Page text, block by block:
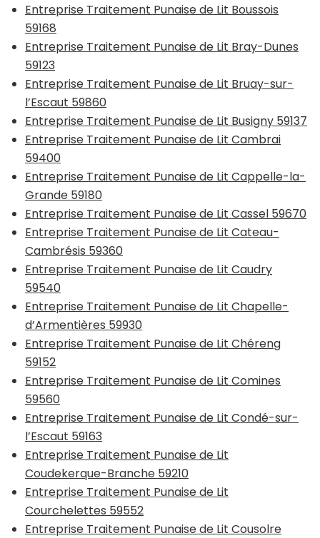
Entreprise Traitement Punaise de Lit Boussois
59168
Entreprise Traitement Punaise de Lit Bray-Dunes
59123
Entreprise Traitement Punaise de Lit Bruay-sur-
l’Escaut 59860
Entreprise Traitement Punaise de Lit Busigny 59137
Entreprise Traitement Punaise de Lit Cambrai
59400
Entreprise Traitement Punaise de Lit Cappelle-la-
Grande 59180
Entreprise Traitement Punaise de Lit Cassel 59670
Entreprise Traitement Punaise de Lit Cateau-
Cambrésis 59360
Entreprise Traitement Punaise de Lit Caudry
59540
Entreprise Traitement Punaise de Lit Chapelle-
d’Armentières 59930
Entreprise Traitement Punaise de Lit Chéreng
59152
Entreprise Traitement Punaise de Lit Comines
59560
Entreprise Traitement Punaise de Lit Condé-sur-
l’Escaut 59163
Entreprise Traitement Punaise de Lit
Coudekerque-Branche 59210
Entreprise Traitement Punaise de Lit
Courchelettes 59552
Entreprise Traitement Punaise de Lit Cousolre